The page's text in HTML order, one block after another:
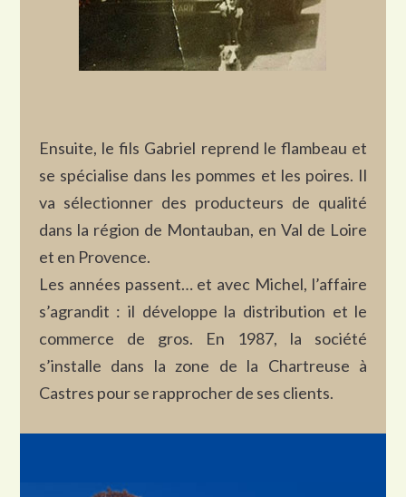
Ensuite, le fils Gabriel reprend le flambeau et
se spécialise dans les pommes et les poires. Il
va sélectionner des producteurs de qualité
dans la région de Montauban, en Val de Loire
et en Provence.
Les années passent… et avec Michel, l’affaire
s’agrandit : il développe la distribution et le
commerce de gros. En 1987, la société
s’installe dans la zone de la Chartreuse à
Castres pour se rapprocher de ses clients.